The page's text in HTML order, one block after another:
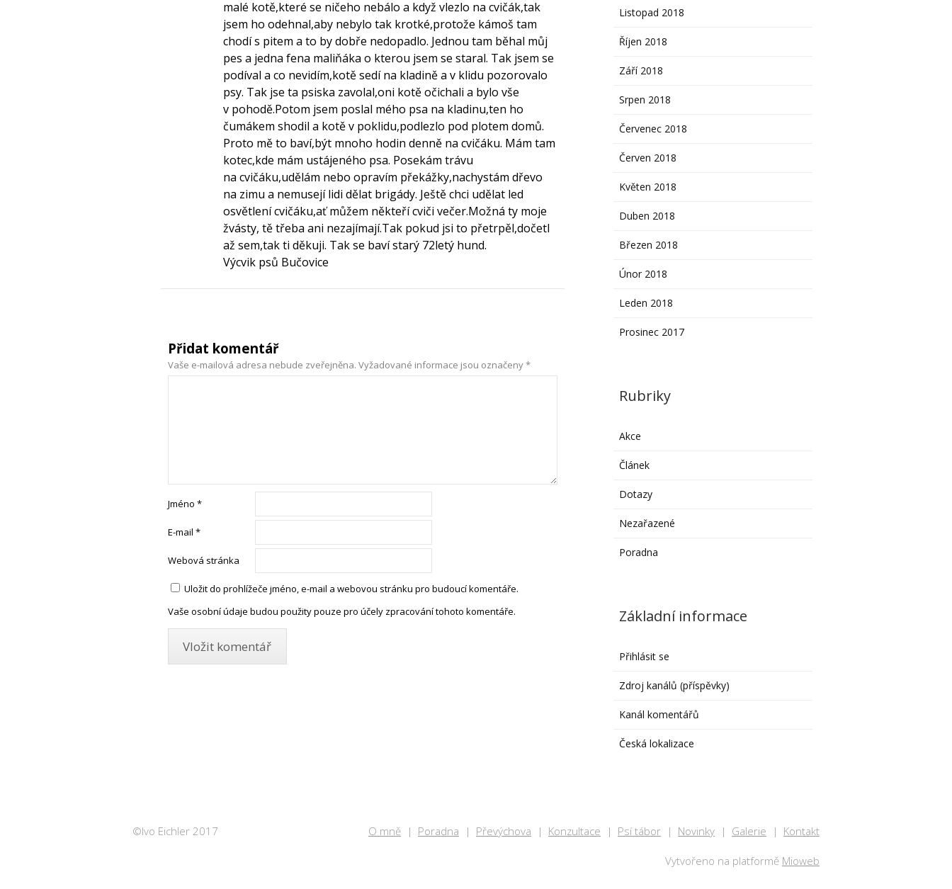
malé kotě,které se ničeho nebálo a když vlezlo na cvičák,tak
jsem ho odehnal,aby nebylo tak krotké,protože kámoš tam
chodí s pitem a to by dobře nedopadlo. Jednou tam běhal můj
pes a jedna fena maliňáka o kterou jsem se staral. Tak jsem se
podíval a co nevidím,kotě sedí na kladině a v klidu pozorovalo
psy. Tak jse ta psiska zavolal,oni kotě očichali a bylo vše
v pohodě.Potom jsem poslal mého psa na kladinu,ten ho
čumákem shodil a kotě v poklidu,podlezlo pod plotem domů.
Proto mě to baví,být mnoho hodin denně na cvičáku. Mám tam
kotec,kde mám ustájeného psa. Posekám trávu
na cvičáku,udělám nebo opravím překážky,nachystám dřevo
na zimu a nemusejí lidi dělat brigády. Ještě chci udělat led
osvětlení cvičáku,ať můžem někteří cviči večer.Možná ty moje
žvásty, tě třeba ani nezajímají.Tak pokud jsi to přetrpěl,dočetl
až sem,tak ti děkuji. Tak se baví starý 72letý hund.
Výcvik psů Bučovice
Přidat komentář
Vaše e-mailová adresa nebude zveřejněna. Vyžadované informace jsou označeny*
Jméno *
E-mail *
Webová stránka
Uložit do prohlížeče jméno, e-mail a webovou stránku pro budoucí komentáře.
Vaše osobní údaje budou použity pouze pro účely zpracování tohoto komentáře.
Listopad 2018
Říjen 2018
Září 2018
Srpen 2018
Červenec 2018
Červen 2018
Květen 2018
Duben 2018
Březen 2018
Únor 2018
Leden 2018
Prosinec 2017
Rubriky
Akce
Článek
Dotazy
Nezařazené
Poradna
Základní informace
Přihlásit se
Zdroj kanálů (příspěvky)
Kanál komentářů
Česká lokalizace
O mně Poradna Převýchova Konzultace Psí tábor Novinky Galerie Kontakt
©Ivo Eichler 2017
Vytvořeno na platformě Mioweb